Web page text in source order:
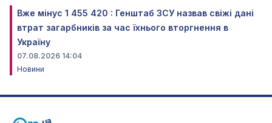
Вже мінус 1 455 420 : Генштаб ЗСУ назвав свіжі дані
втрат загарбників за час їхнього вторгнення в
Україну
07.08.2026 14:04
Новини